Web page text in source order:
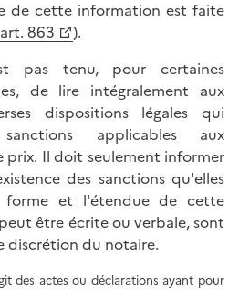
de cette information est faite
863
).
pas tenu, pour certaines
de lire intégralement aux
dispositions légales qui
applicables aux
prix. Il doit seulement informer
des sanctions qu'elles
forme et l'étendue de cette
être écrite ou verbale, sont
discrétion du notaire.
des actes ou déclarations ayant pour